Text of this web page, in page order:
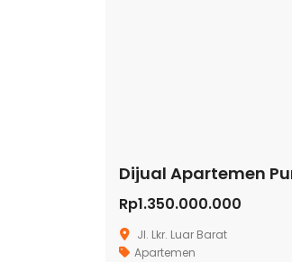
Rp1.350.000.000
Jl. Lkr. Luar Barat
Apartemen